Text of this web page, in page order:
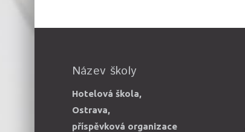
Název školy
Hotelová škola,
Ostrava,
příspěvková organizace